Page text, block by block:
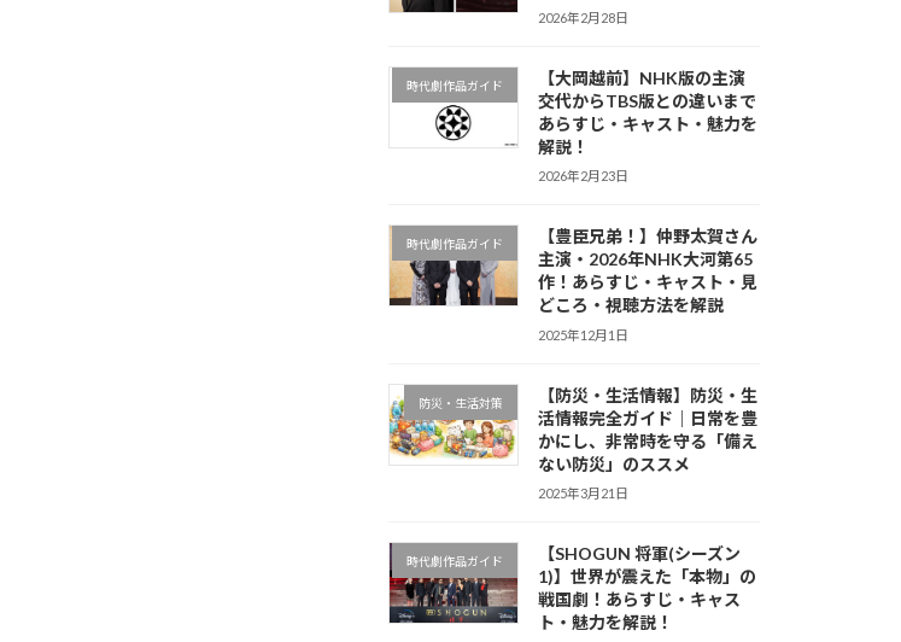
2026年2月28日
時代劇作品ガイド
【大岡越前】NHK版の主演
交代からTBS版との違いまで
あらすじ・キャスト・魅力を
解説！
2026年2月23日
時代劇作品ガイド
【豊臣兄弟！】仲野太賀さん
主演・2026年NHK大河第65
作！あらすじ・キャスト・見
どころ・視聴方法を解説
2025年12月1日
防災・生活対策
【防災・生活情報】防災・生
活情報完全ガイド｜日常を豊
かにし、非常時を守る「備え
ない防災」のススメ
2025年3月21日
時代劇作品ガイド
【SHOGUN 将軍(シーズン
1)】世界が震えた「本物」の
戦国劇！あらすじ・キャス
ト・魅力を解説！